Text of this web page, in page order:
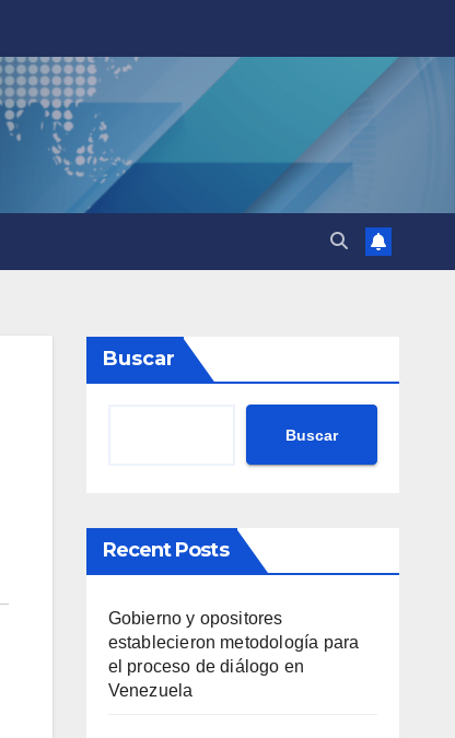
Buscar
Buscar
Recent Posts
Gobierno y opositores
establecieron metodología para
el proceso de diálogo en
Venezuela